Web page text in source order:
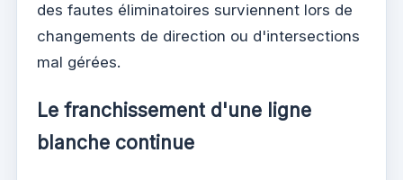
des fautes éliminatoires surviennent lors de
changements de direction ou d'intersections
mal gérées.
Le franchissement d'une ligne
blanche continue